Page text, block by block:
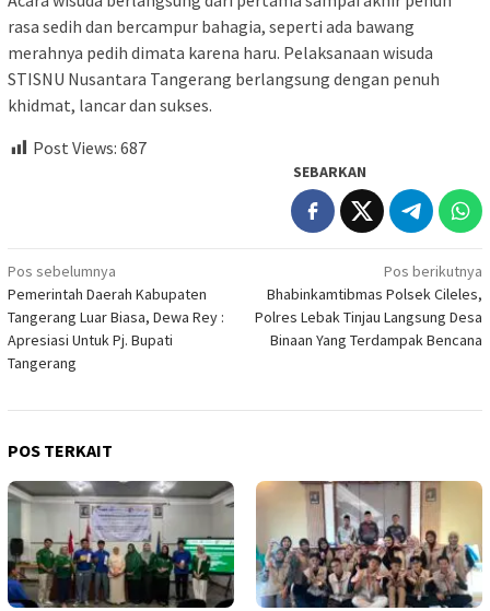
rasa sedih dan bercampur bahagia, seperti ada bawang
merahnya pedih dimata karena haru. Pelaksanaan wisuda
STISNU Nusantara Tangerang berlangsung dengan penuh
khidmat, lancar dan sukses.
Post Views: 687
SEBARKAN
Navigasi
pos
Pos sebelumnya
Pemerintah Daerah Kabupaten
Tangerang Luar Biasa, Dewa Rey :
Apresiasi Untuk Pj. Bupati
Tangerang
Pos berikutnya
Bhabinkamtibmas Polsek Cileles,
Polres Lebak Tinjau Langsung Desa
Binaan Yang Terdampak Bencana
POS TERKAIT